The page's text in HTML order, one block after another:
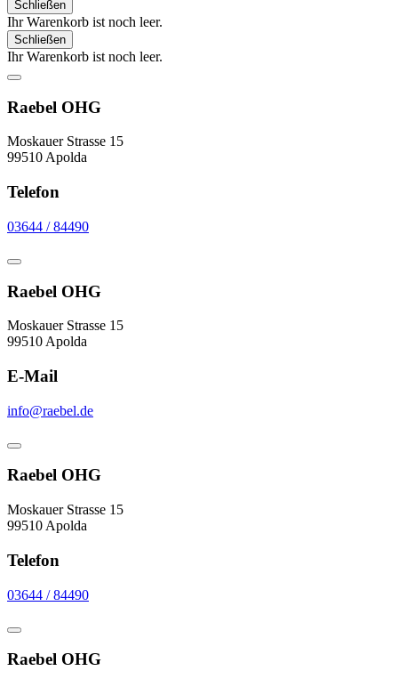
Schließen
Ihr Warenkorb ist noch leer.
Schließen
Ihr Warenkorb ist noch leer.
Raebel OHG
Moskauer Strasse 15
99510 Apolda
Telefon
03644 / 84490
Raebel OHG
Moskauer Strasse 15
99510 Apolda
E-Mail
info@raebel.de
Raebel OHG
Moskauer Strasse 15
99510 Apolda
Telefon
03644 / 84490
Raebel OHG